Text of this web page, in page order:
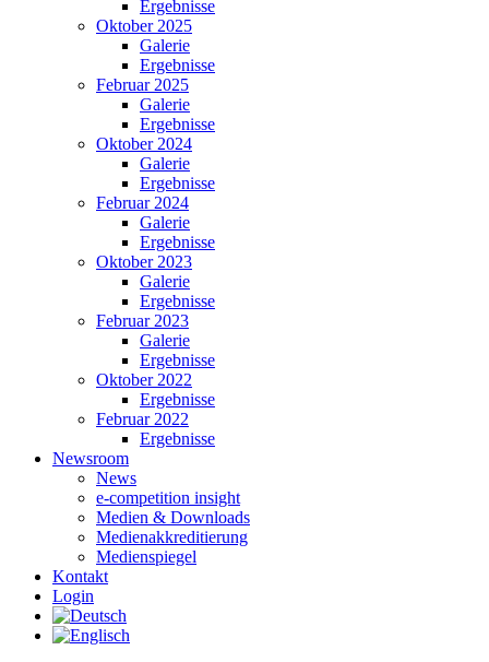
Ergebnisse
Oktober 2025
Galerie
Ergebnisse
Februar 2025
Galerie
Ergebnisse
Oktober 2024
Galerie
Ergebnisse
Februar 2024
Galerie
Ergebnisse
Oktober 2023
Galerie
Ergebnisse
Februar 2023
Galerie
Ergebnisse
Oktober 2022
Ergebnisse
Februar 2022
Ergebnisse
Newsroom
News
e-competition insight
Medien & Downloads
Medienakkreditierung
Medienspiegel
Kontakt
Login